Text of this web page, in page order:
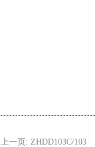
上一页: ZHDD103C/103